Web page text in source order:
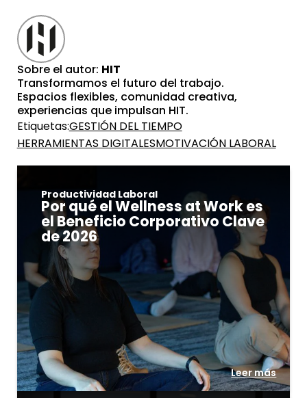
Sobre el autor: HIT
Transformamos el futuro del trabajo.
Espacios flexibles, comunidad creativa,
experiencias que impulsan HIT.
Etiquetas:GESTIÓN DEL TIEMPO
HERRAMIENTAS DIGITALESMOTIVACIÓN LABORAL
Productividad Laboral
Por qué el Wellness at Work es
el Beneficio Corporativo Clave
de 2026
Leer más